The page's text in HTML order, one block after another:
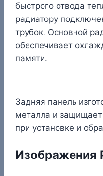
быстрого отвода
радиатору
трубок. Основной
обеспечивает
памяти.
Задняя панель
металла и
при установке и
Изображения